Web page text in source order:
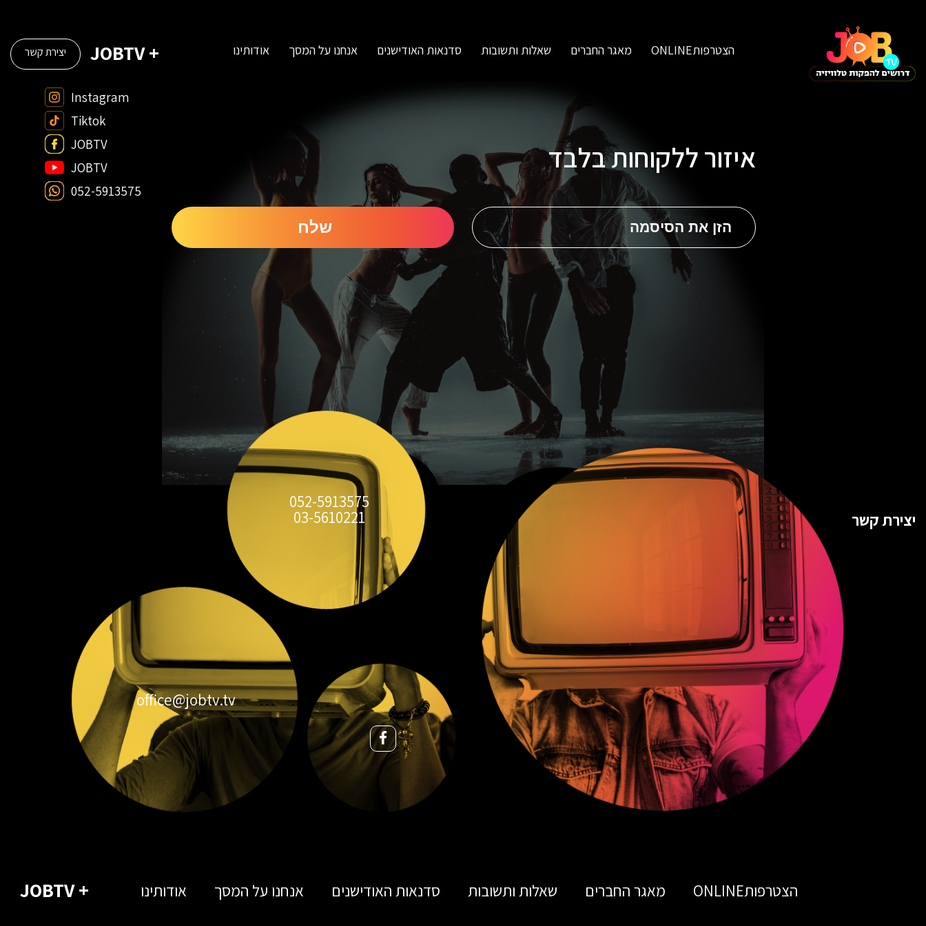
הצטרפותONLINE מאגר החברים שאלות ותשובות סדנאות האודישנים אנחנו על המסך אודותינו + JOBTV יצירת קשר
Instagram
Tiktok
JOBTV
JOBTV
052-5913575
איזור ללקוחות בלבד
יצירת קשר
052-5913575
03-5610221
office@jobtv.tv
הצטרפותONLINE מאגר החברים שאלות ותשובות סדנאות האודישנים אנחנו על המסך אודותינו + JOBTV